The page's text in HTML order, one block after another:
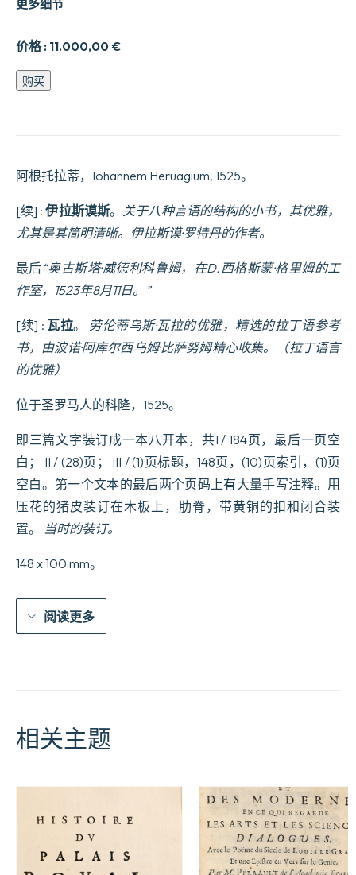
价格 : 11.000,00 €
更多细节
Opus
D’Erasmi
量
购买
阿根托拉蒂，Iohannem Heruagium, 1525。
[续] :伊拉斯谟斯。 关于八种言语的结构的小书，其优雅，
尤其是其简明清晰。伊拉斯谟·罗特丹的作者。
最后 “奥古斯塔·威德利科鲁姆，在D.西格斯蒙·格里姆的工
作室，1523年8月11日。”
[续] : 瓦拉。 劳伦蒂乌斯·瓦拉的优雅，精选的拉丁语参考
书，由波诺·阿库尔西乌姆·比萨努姆精心收集。（拉丁语言
的优雅）
位于圣罗马人的科隆，1525。
即三篇文字装订成一本八开本，共I / 184页，最后一页空
白； II / (28)页； III / (1)页标题，148页，(10)页索引，(1)页
空白。第一个文本的最后两个页码上有大量手写注释。用
压花的猪皮装订在木板上，肋脊，带黄铜的扣和闭合装
置。
当时的装订。
148 x 100 mm。
阅读更多
相关主题